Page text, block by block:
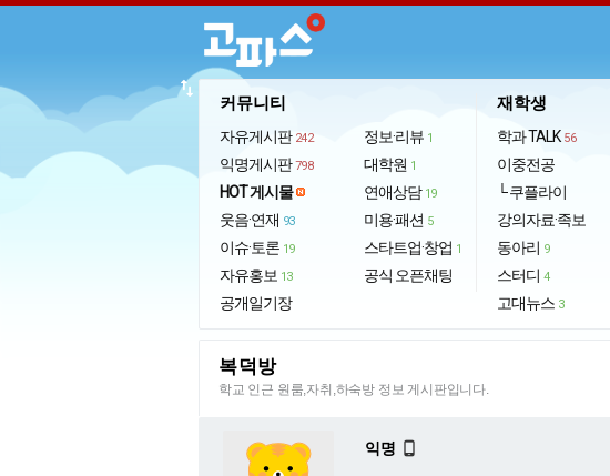
커뮤니티
자유게시판 242
익명게시판 798
HOT 게시물
웃음·연재 93
이슈·토론 19
자유홍보 13
공개일기장
정보·리뷰 1
대학원 1
연애상담 19
미용·패션 5
스타트업·창업 1
공식 오픈채팅
재학생
학과 TALK 56
이중전공
└ 쿠플라이
강의자료·족보
동아리 9
스터디 4
고대뉴스 3
import_export
복덕방
학교 인근 원룸,자취,하숙방 정보 게시판입니다.
익명 